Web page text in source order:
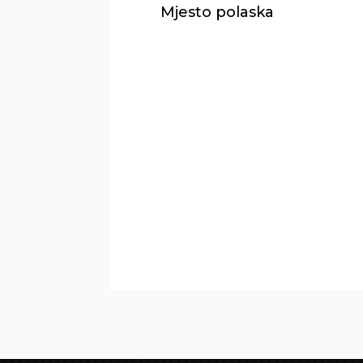
Mjesto polaska